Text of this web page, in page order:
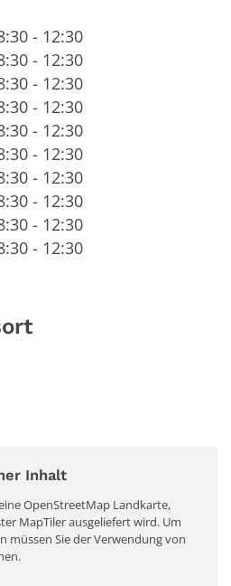
- 12:30
- 12:30
- 12:30
- 12:30
- 12:30
- 12:30
- 12:30
- 12:30
- 12:30
- 12:30
Inhalt
OpenStreetMap Landkarte,
MapTiler ausgeliefert wird. Um
müssen Sie der Verwendung von